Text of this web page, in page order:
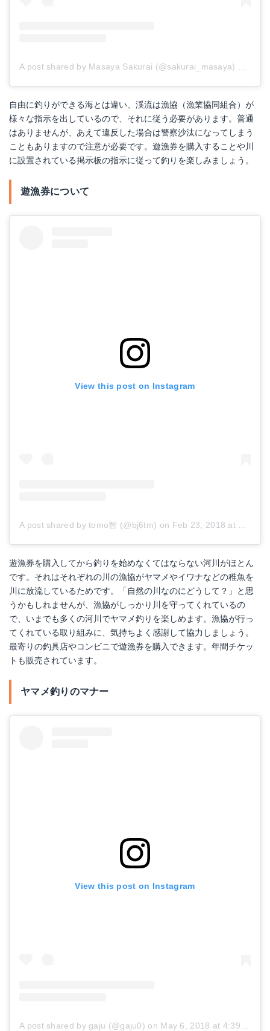
A post shared by Masaya Sakurai (@sakurai_masaya)
自由に釣りができる海とは違い、渓流は漁協（漁業協同組合）が
様々な指示を出しているので、それに従う必要があります。普通
はありませんが、あえて違反した場合は警察沙汰になってしまう
こともありますので注意が必要です。遊漁券を購入することや川
に設置されている掲示板の指示に従って釣りを楽しみましょう。
遊漁券について
View this post on Instagram
A post shared by tomo智 (@bj6tm) on Feb 23, 2018 at 3:42am PST
遊漁券を購入してから釣りを始めなくてはならない河川がほとん
です。それはそれぞれの川の漁協がヤマメやイワナなどの稚魚を
川に放流しているためです。「自然の川なのにどうして？」と思
うかもしれませんが、漁協がしっかり川を守ってくれているの
で、いまでも多くの河川でヤマメ釣りを楽しめます。漁協が行っ
てくれている取り組みに、気持ちよく感謝して協力しましょう。
最寄りの釣具店やコンビニで遊漁券を購入できます。年間チケッ
トも販売されています。
ヤマメ釣りのマナー
View this post on Instagram
A post shared by gaju (@gaju0) on May 6, 2018 at 4:39am PDT